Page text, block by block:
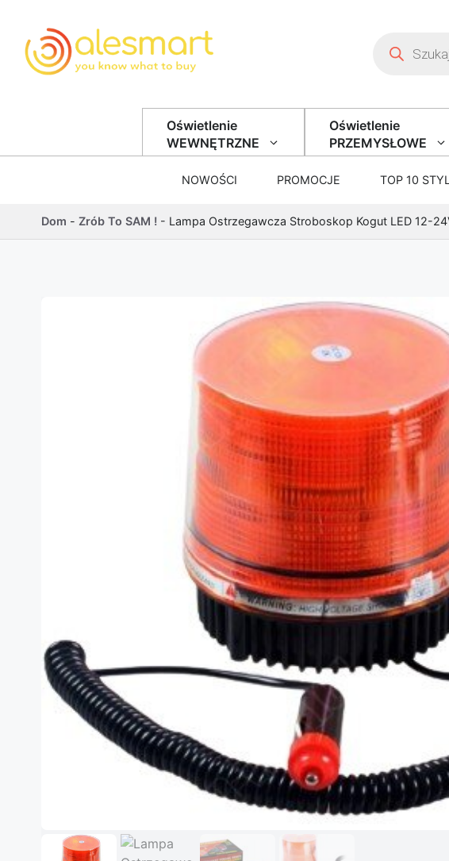
Oświetlenie
WEWNĘTRZNE
Oświetlenie
PRZEMYSŁOWE
NOWOŚCI PROMOCJE TOP 10
Dom - Zrób To SAM ! - Lampa Ostrzegawcza Stroboskop Kogut LED 12-